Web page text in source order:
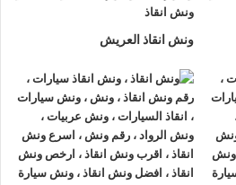
و تقديم خدمات الانقاذ
الرواد لإنقاذ السياراتيقدم تجربة
بتجربةونش انقاذ سياراتمنونش
ونش انقاذمزود بأجهزة
ونش انقاذ العريش